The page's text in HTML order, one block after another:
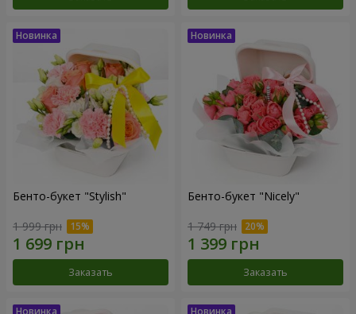
Бенто-букет "Stylish"
1 999 грн
Заказать
Бенто-букет "Nicely"
1 749 грн
Заказать